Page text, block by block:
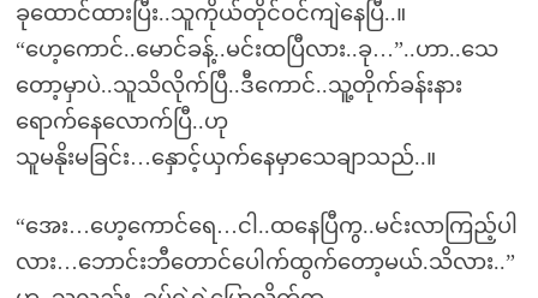
ခုထောင်ထားပြီး..သူကိုယ်တိုင်ဝင်ကျဲနေပြီ..။
“ဟေ့ကောင်..မောင်ခန့်..မင်းထပြီလား..ခု…”..ဟာ..သေ
တော့မှာပဲ..သူသိလိုက်ပြီ..ဒီကောင်..သူ့တိုက်ခန်းနား
ရောက်နေလောက်ပြီ..ဟု
သူမနိုးမခြင်း…နှောင့်ယှက်နေမှာသေချာသည်..။
“အေး…ဟေ့ကောင်ရေ…ငါ..ထနေပြီကွ..မင်းလာကြည့်ပါ
လား…ဘောင်းဘီတောင်ပေါက်ထွက်တော့မယ်.သိလား..”